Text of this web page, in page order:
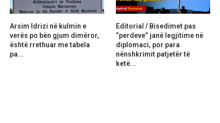
Arsim Idrizi në kulmin e
verës po bën gjum dimëror,
është rrethuar me tabela
pa...
Editorial / Bisedimet pas
“perdeve” janë legjitime në
diplomaci, por para
nënshkrimit patjetër të
ketë...